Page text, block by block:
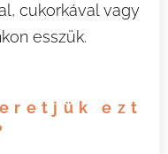
cukorkával vagy
esszük. 😋
ezt